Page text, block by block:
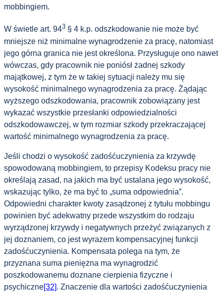
mobbingiem.
W świetle art. 943 § 4 k.p. odszkodowanie nie może być
mniejsze niż minimalne wynagrodzenie za pracę, natomiast
jego górna granica nie jest określona. Przysługuje ono nawet
wówczas, gdy pracownik nie poniósł żadnej szkody
majątkowej, z tym że w takiej sytuacji należy mu się
wysokość minimalnego wynagrodzenia za pracę. Żądając
wyższego odszkodowania, pracownik zobowiązany jest
wykazać wszystkie przesłanki odpowiedzialności
odszkodowawczej, w tym rozmiar szkody przekraczającej
wartość minimalnego wynagrodzenia za pracę.
Jeśli chodzi o wysokość zadośćuczynienia za krzywdę
spowodowaną mobbingiem, to przepisy Kodeksu pracy nie
określają zasad, na jakich ma być ustalana jego wysokość,
wskazując tylko, że ma być to „suma odpowiednia”.
Odpowiedni charakter kwoty zasądzonej z tytułu mobbingu
powinien być adekwatny przede wszystkim do rodzaju
wyrządzonej krzywdy i negatywnych przeżyć związanych z
jej doznaniem, co jest wyrazem kompensacyjnej funkcji
zadośćuczynienia. Kompensata polega na tym, że
przyznana suma pieniężna ma wynagrodzić
poszkodowanemu doznane cierpienia fizyczne i
psychiczne[32]. Znaczenie dla wartości zadośćuczynienia